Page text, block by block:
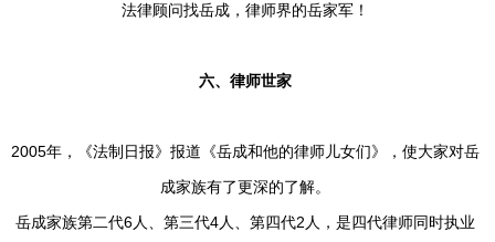
法律顾问找岳成，律师界的岳家军！
六、律师世家
2005年，《法制日报》报道《岳成和他的律师儿女们》，使大家对岳
成家族有了更深的了解。
岳成家族第二代6人、第三代4人、第四代2人，是四代律师同时执业